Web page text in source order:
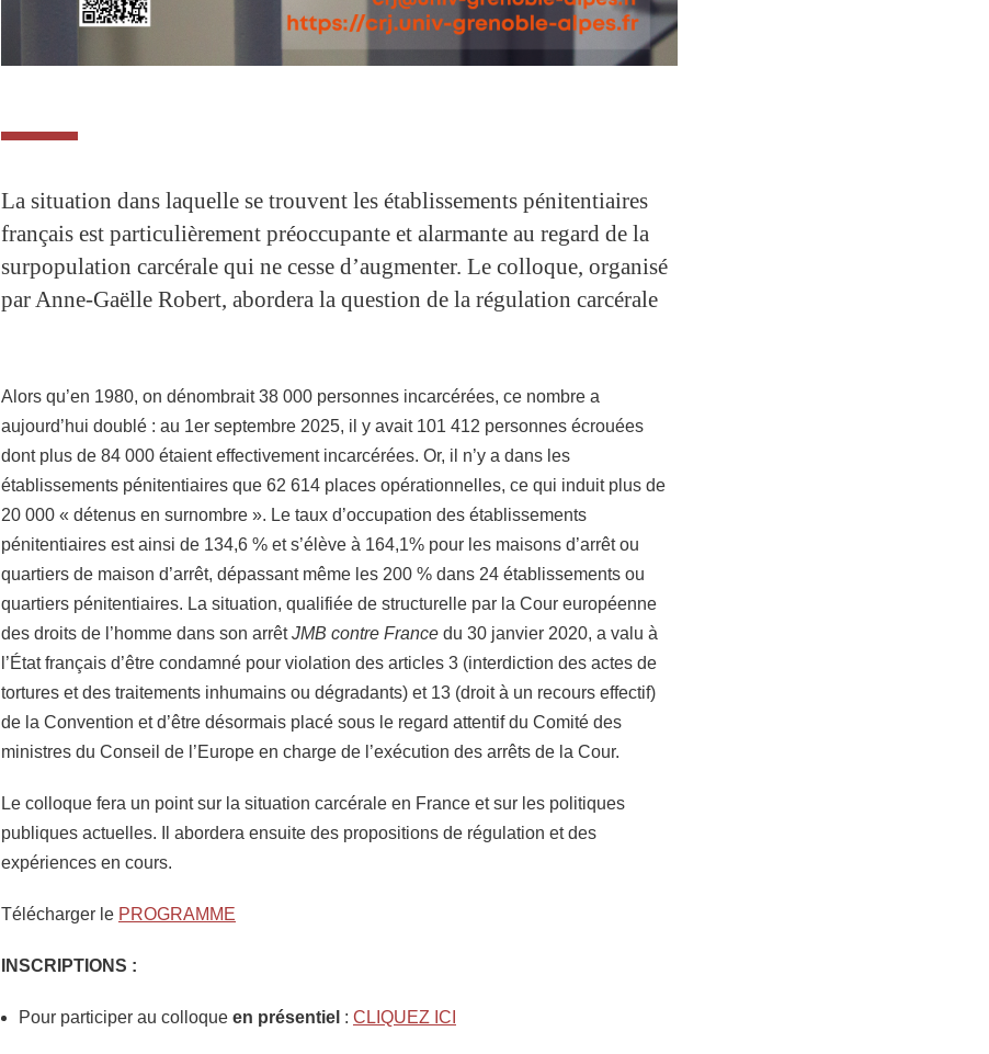
La situation dans laquelle se trouvent les établissements pénitentiaires
français est particulièrement préoccupante et alarmante au regard de la
surpopulation carcérale qui ne cesse d’augmenter. Le colloque, organisé
par Anne-Gaëlle Robert, abordera la question de la régulation carcérale
Alors qu’en 1980, on dénombrait 38 000 personnes incarcérées, ce nombre a
aujourd’hui doublé : au 1er septembre 2025, il y avait 101 412 personnes écrouées
dont plus de 84 000 étaient effectivement incarcérées. Or, il n’y a dans les
établissements pénitentiaires que 62 614 places opérationnelles, ce qui induit plus de
20 000 « détenus en surnombre ». Le taux d’occupation des établissements
pénitentiaires est ainsi de 134,6 % et s’élève à 164,1% pour les maisons d’arrêt ou
quartiers de maison d’arrêt, dépassant même les 200 % dans 24 établissements ou
quartiers pénitentiaires. La situation, qualifiée de structurelle par la Cour européenne
des droits de l’homme dans son arrêtJMB contre Francedu 30 janvier 2020, a valu à
l’État français d’être condamné pour violation des articles 3 (interdiction des actes de
tortures et des traitements inhumains ou dégradants) et 13 (droit à un recours effectif)
de la Convention et d’être désormais placé sous le regard attentif du Comité des
ministres du Conseil de l’Europe en charge de l’exécution des arrêts de la Cour.
Le colloque fera un point sur la situation carcérale en France et sur les politiques
publiques actuelles. Il abordera ensuite des propositions de régulation et des
expériences en cours.
Télécharger le PROGRAMME
INSCRIPTIONS :
Pour participer au colloque en présentiel : CLIQUEZ ICI